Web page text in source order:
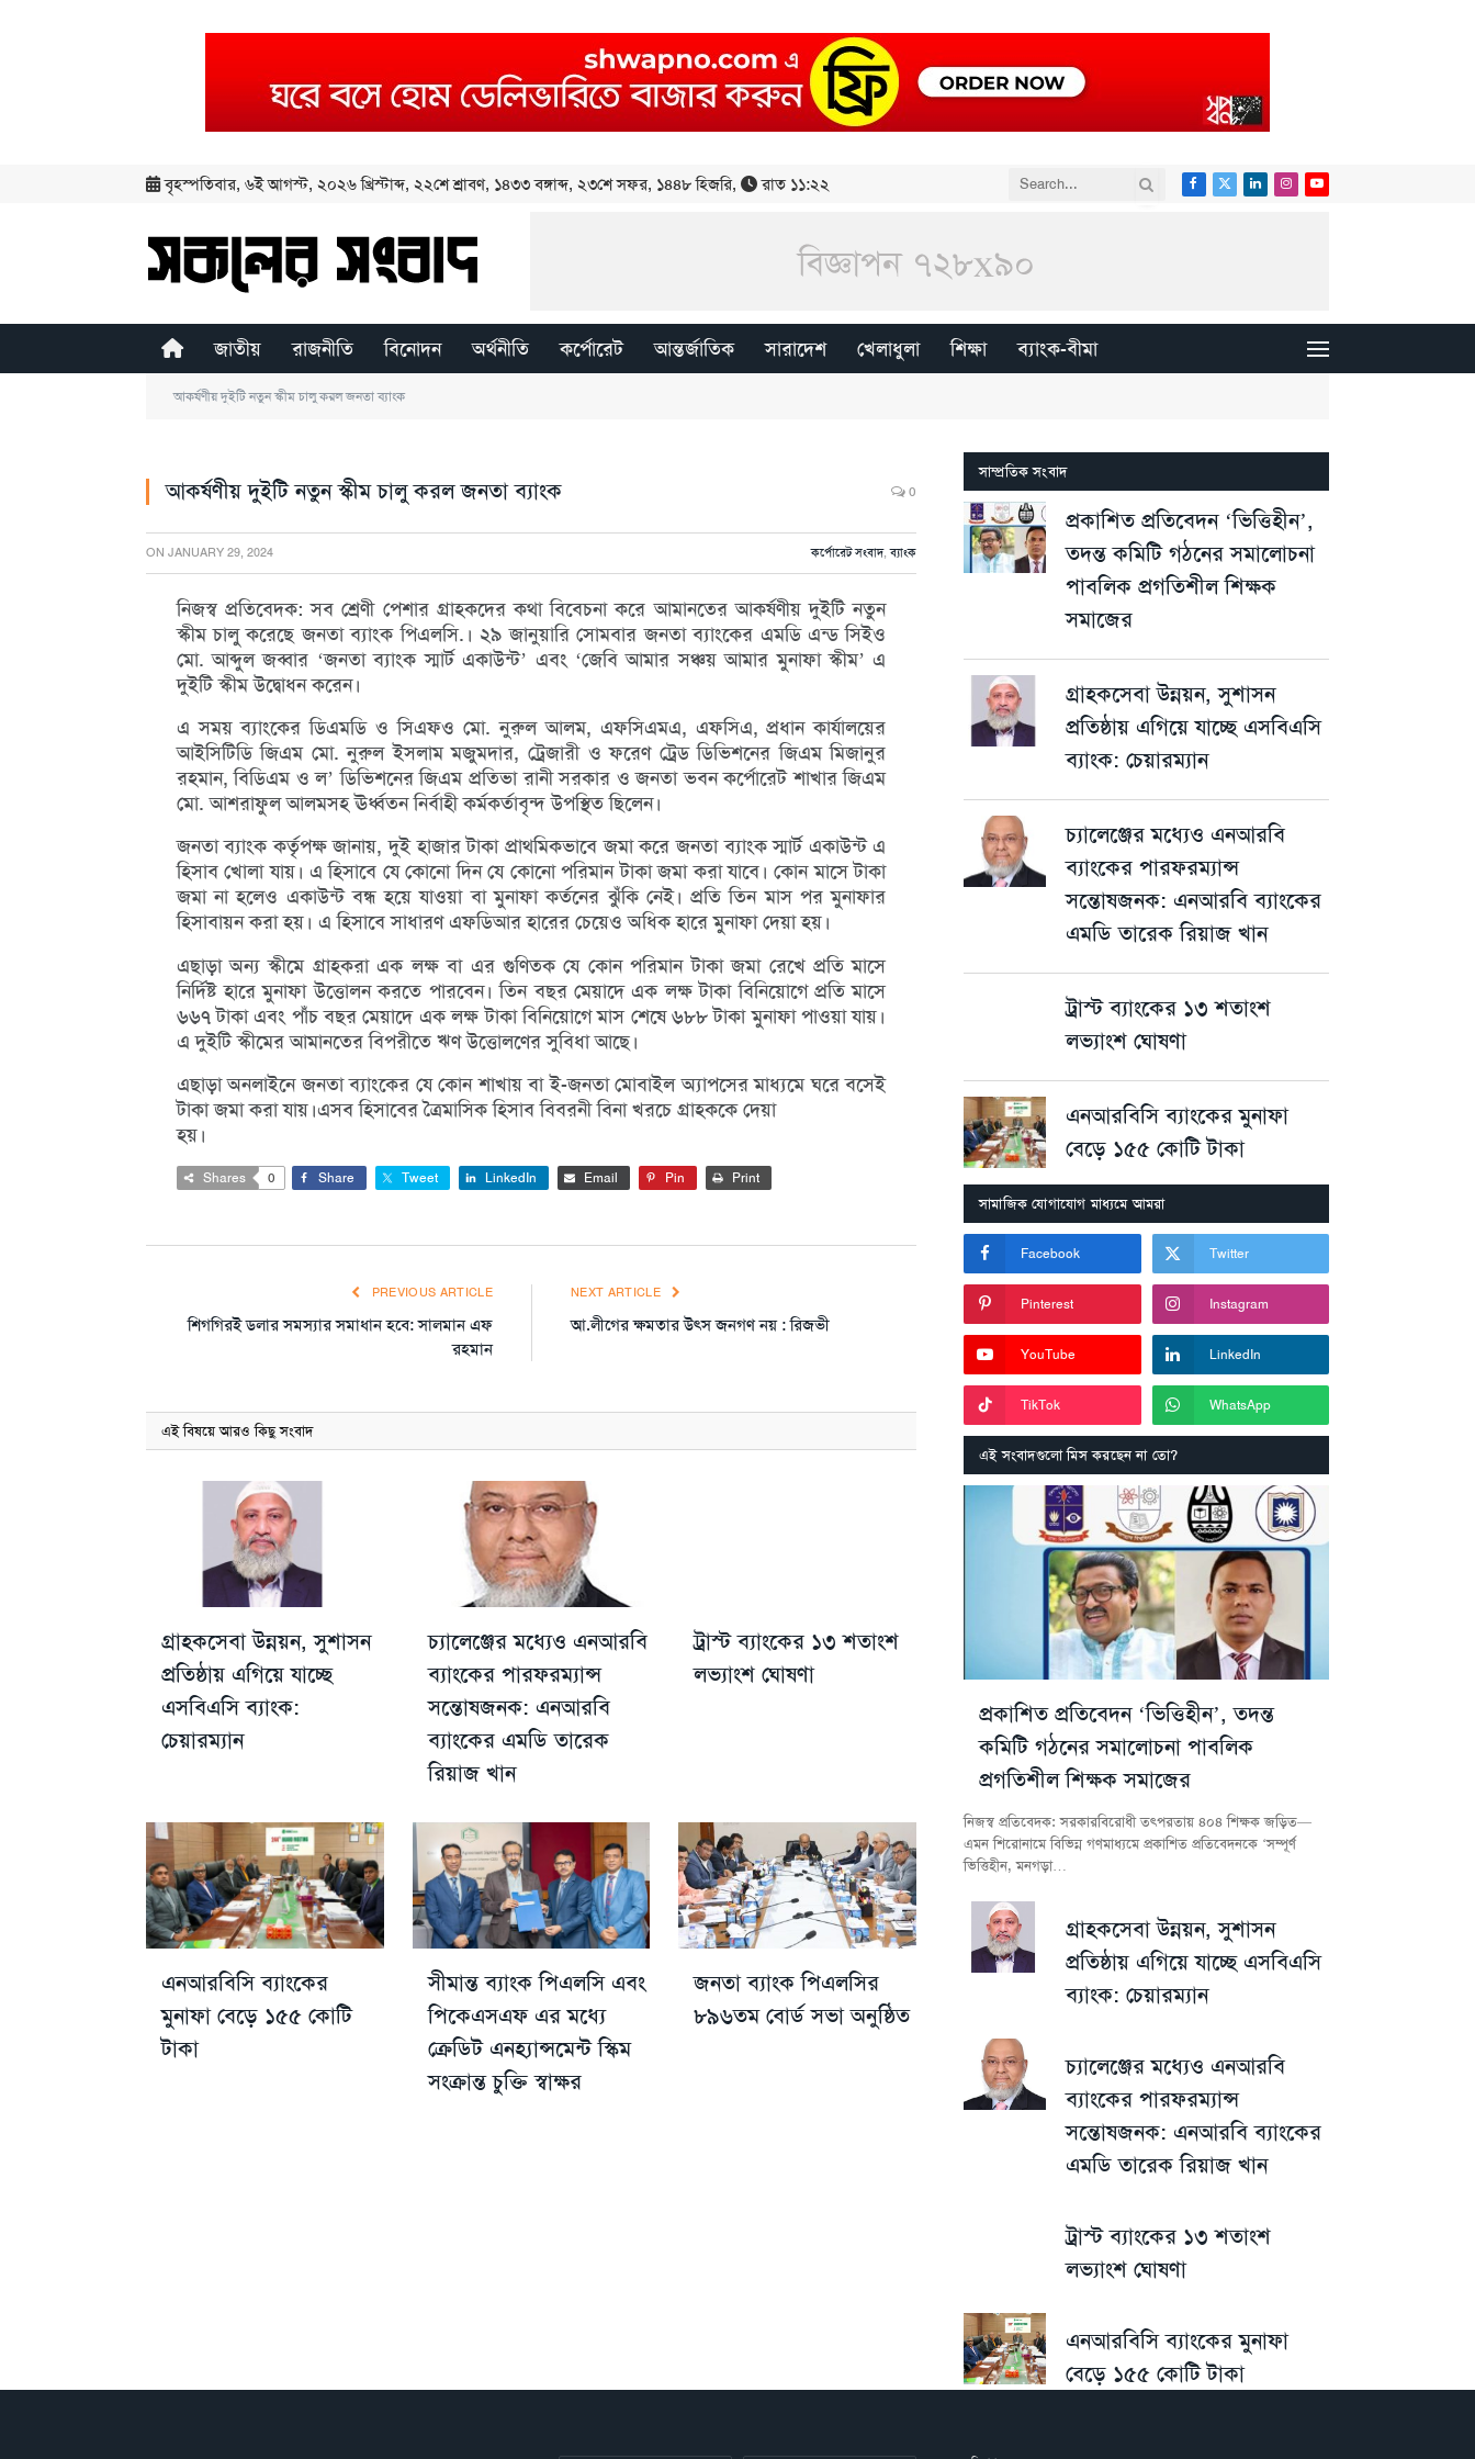
বৃহস্পতিবার, ৬ই আগস্ট, ২০২৬ খ্রিস্টাব্দ, ২২শে শ্রাবণ, ১৪৩৩ বঙ্গাব্দ, ২৩শে সফর, ১৪৪৮ হিজরি, রাত ১১:২২ Facebook
X
LinkedInInstagram
YouTube
জাতীয় রাজনীতি বিনোদন অর্থনীতি কর্পোরেট আন্তর্জাতিক সারাদেশ খেলাধুলা শিক্ষা ব্যাংক-বীমা
আকর্ষণীয় দুইটি নতুন স্কীম চালু করল জনতা ব‌্যাংক
আকর্ষণীয় দুইটি নতুন স্কীম চালু করল জনতা ব‌্যাংক 0
ON JANUARY 29, 2024 কর্পোরেট সংবাদ,ব্যাংক
নিজস্ব প্রতিবেদক: সব শ্রেণী পেশার গ্রাহকদের কথা বিবেচনা করে আমানতের আকর্ষণীয় দুইটি নতুন
স্কীম চালু করেছে জনতা ব‌্যাংক পিএলসি.। ২৯ জানুয়ারি সোমবার জনতা ব‌্যাংকের এমডি এন্ড সিইও
মো. আব্দুল জব্বার ‘জনতা ব‌্যাংক স্মার্ট একাউন্ট’ এবং ‘জেবি আমার সঞ্চয় আমার মুনাফা স্কীম’ এ
দুইটি স্কীম উদ্বোধন করেন।
এ সময় ব‌্যাংকের ডিএমডি ও সিএফও মো. নুরুল আলম, এফসিএমএ, এফসিএ, প্রধান কার্যালয়ের
আইসিটিডি জিএম মো. নুরুল ইসলাম মজুমদার, ট্রেজারী ও ফরেণ ট্রেড ডিভিশনের জিএম মিজানুর
রহমান, বিডিএম ও ল’ ডিভিশনের জিএম প্রতিভা রানী সরকার ও জনতা ভবন কর্পোরেট শাখার জিএম
মো. আশরাফুল আলমসহ ঊর্ধ্বতন নির্বাহী কর্মকর্তাবৃন্দ উপস্থিত ছিলেন।
জনতা ব‌্যাংক কর্তৃপক্ষ জানায়, দুই হাজার টাকা প্রাথমিকভাবে জমা করে জনতা ব‌্যাংক স্মার্ট একাউন্ট এ
হিসাব খোলা যায়। এ হিসাবে যে কোনো দিন যে কোনো পরিমান টাকা জমা করা যাবে। কোন মাসে টাকা
জমা না হলেও একাউন্ট বন্ধ হয়ে যাওয়া বা মুনাফা কর্তনের ঝুঁকি নেই। প্রতি তিন মাস পর মুনাফার
হিসাবায়ন করা হয়। এ হিসাবে সাধারণ এফডিআর হারের চেয়েও অধিক হারে মুনাফা দেয়া হয়।
এছাড়া অন‌্য স্কীমে গ্রাহকরা এক লক্ষ বা এর গুণিতক যে কোন পরিমান টাকা জমা রেখে প্রতি মাসে
নির্দিষ্ট হারে মুনাফা উত্তোলন করতে পারবেন। তিন বছর মেয়াদে এক লক্ষ টাকা বিনিয়োগে প্রতি মাসে
৬৬৭ টাকা এবং পাঁচ বছর মেয়াদে এক লক্ষ টাকা বিনিয়োগে মাস শেষে ৬৮৮ টাকা মুনাফা পাওয়া যায়।
এ দুইটি স্কীমের আমানতের বিপরীতে ঋণ উত্তোলণের সুবিধা আছে।
এছাড়া অনলাইনে জনতা ব‌্যাংকের যে কোন শাখায় বা ই-জনতা মোবাইল অ‌্যাপসের মাধ‌্যমে ঘরে বসেই
টাকা জমা করা যায়।এসব হিসাবের ত্রৈমাসিক হিসাব বিবরনী বিনা খরচে গ্রাহককে দেয়া
হয়।
Shares 0 Share Tweet LinkedIn Email Pin Print
PREVIOUS ARTICLE
শিগগিরই ডলার সমস্যার সমাধান হবে: সালমান এফ
রহমান
NEXT ARTICLE
আ.লীগের ক্ষমতার উৎস জনগণ নয় : রিজভী
এই বিষয়ে আরও কিছু সংবাদ
গ্রাহকসেবা উন্নয়ন, সুশাসন
প্রতিষ্ঠায় এগিয়ে যাচ্ছে
এসবিএসি ব্যাংক:
চেয়ারম্যান
চ্যালেঞ্জের মধ্যেও এনআরবি
ব্যাংকের পারফরম্যান্স
সন্তোষজনক: এনআরবি
ব্যাংকের এমডি তারেক
রিয়াজ খান
ট্রাস্ট ব্যাংকের ১৩ শতাংশ
লভ্যাংশ ঘোষণা
এনআরবিসি ব্যাংকের
মুনাফা বেড়ে ১৫৫ কোটি
টাকা
সীমান্ত ব্যাংক পিএলসি এবং
পিকেএসএফ এর মধ্যে
ক্রেডিট এনহ্যান্সমেন্ট স্কিম
সংক্রান্ত চুক্তি স্বাক্ষর
জনতা ব্যাংক পিএলসির
৮৯৬তম বোর্ড সভা অনুষ্ঠিত
সাম্প্রতিক সংবাদ
প্রকাশিত প্রতিবেদন ‘ভিত্তিহীন’,
তদন্ত কমিটি গঠনের সমালোচনা
পাবলিক প্রগতিশীল শিক্ষক
সমাজের
গ্রাহকসেবা উন্নয়ন, সুশাসন
প্রতিষ্ঠায় এগিয়ে যাচ্ছে এসবিএসি
ব্যাংক: চেয়ারম্যান
চ্যালেঞ্জের মধ্যেও এনআরবি
ব্যাংকের পারফরম্যান্স
সন্তোষজনক: এনআরবি ব্যাংকের
এমডি তারেক রিয়াজ খান
ট্রাস্ট ব্যাংকের ১৩ শতাংশ
লভ্যাংশ ঘোষণা
এনআরবিসি ব্যাংকের মুনাফা
বেড়ে ১৫৫ কোটি টাকা
সামাজিক যোগাযোগ মাধ্যমে আমরা
Facebook Twitter
Pinterest Instagram
YouTube LinkedIn
TikTok WhatsApp
এই সংবাদগুলো মিস করছেন না তো?
প্রকাশিত প্রতিবেদন ‘ভিত্তিহীন’, তদন্ত
কমিটি গঠনের সমালোচনা পাবলিক
প্রগতিশীল শিক্ষক সমাজের
নিজস্ব প্রতিবেদক: সরকারবিরোধী তৎপরতায় ৪০৪ শিক্ষক জড়িত—
এমন শিরোনামে বিভিন্ন গণমাধ্যমে প্রকাশিত প্রতিবেদনকে ‘সম্পূর্ণ
ভিত্তিহীন, মনগড়া…
গ্রাহকসেবা উন্নয়ন, সুশাসন
প্রতিষ্ঠায় এগিয়ে যাচ্ছে এসবিএসি
ব্যাংক: চেয়ারম্যান
চ্যালেঞ্জের মধ্যেও এনআরবি
ব্যাংকের পারফরম্যান্স
সন্তোষজনক: এনআরবি ব্যাংকের
এমডি তারেক রিয়াজ খান
ট্রাস্ট ব্যাংকের ১৩ শতাংশ
লভ্যাংশ ঘোষণা
এনআরবিসি ব্যাংকের মুনাফা
বেড়ে ১৫৫ কোটি টাকা